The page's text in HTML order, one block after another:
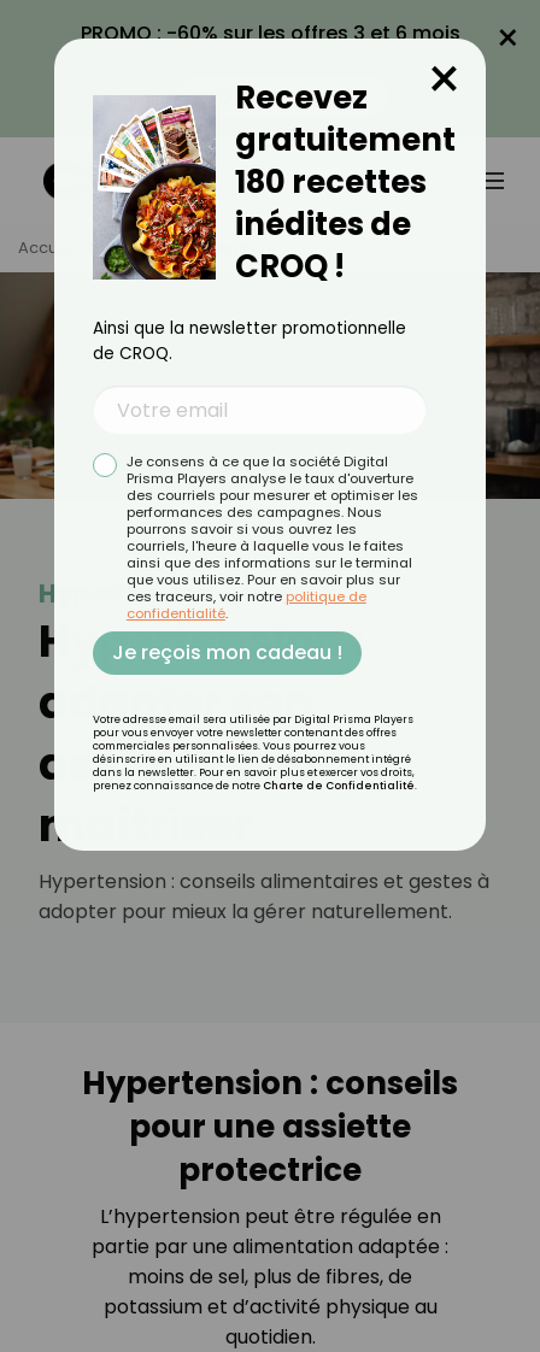
PROMO : -60% sur les offres 3 et 6 mois
VOIR LA PROMO
×
Accueil Tag Hypertension
Hypertension
Hypertension :
adapter son
assiette pour la
maîtriser
Hypertension : conseils alimentaires et gestes à
adopter pour mieux la gérer naturellement.
Hypertension : conseils
pour une assiette
protectrice
L’hypertension peut être régulée en
partie par une alimentation adaptée :
moins de sel, plus de fibres, de
potassium et d’activité physique au
quotidien.
Recevez
gratuitement
180 recettes
inédites de
CROQ !
×
Ainsi que la newsletter promotionnelle
de CROQ.
Je consens à ce que la société Digital
Prisma Players analyse le taux d'ouverture
des courriels pour mesurer et optimiser les
performances des campagnes. Nous
pourrons savoir si vous ouvrez les
courriels, l'heure à laquelle vous le faites
ainsi que des informations sur le terminal
que vous utilisez. Pour en savoir plus sur
ces traceurs, voir notre politique de
confidentialité.
Je reçois mon cadeau !
Votre adresse email sera utilisée par Digital Prisma Players
pour vous envoyer votre newsletter contenant des offres
commerciales personnalisées. Vous pourrez vous
désinscrire en utilisant le lien de désabonnement intégré
dans la newsletter. Pour en savoir plus et exercer vos droits,
prenez connaissance de notre Charte de Confidentialité.